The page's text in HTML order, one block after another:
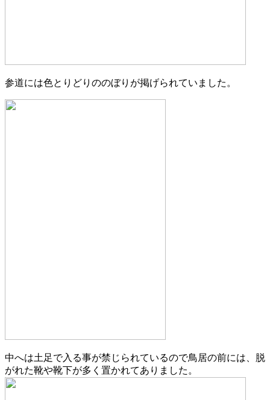
参道には色とりどりののぼりが掲げられていました。
中へは土足で入る事が禁じられているので鳥居の前には、脱
がれた靴や靴下が多く置かれてありました。